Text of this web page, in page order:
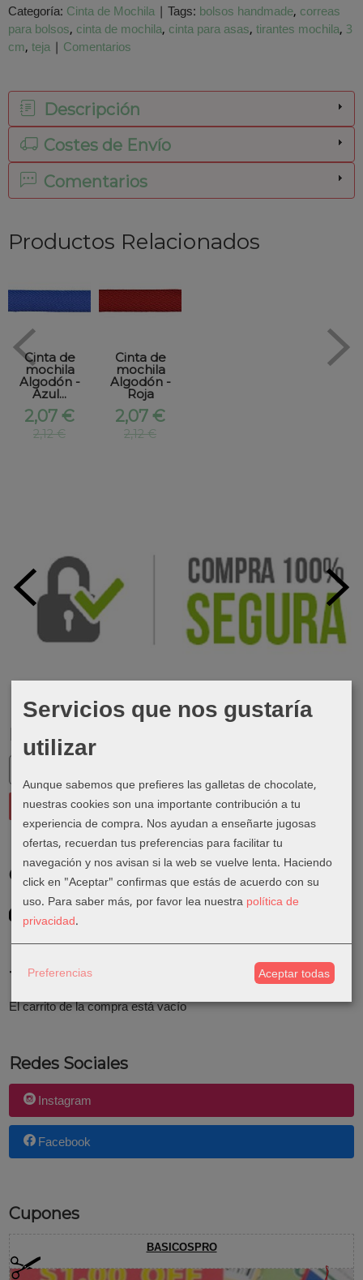
Marcas
Costes de Envío
GRATIS *
Consultar Destinos
Tu Carrito (0)
El carrito de la compra está vacío
Redes Sociales
Instagram
Facebook
Cupones
BASICOSPRO
Categoría: Cinta de Mochila | Tags: bolsos handmade correas
para bolsos cinta de mochila cinta para asas tirantes mochila 3
cm teja | Comentarios
Descripción
Costes de Envío
Comentarios
Productos Relacionados
Cinta de
mochila
Algodón -
Azul...
2,07 €
2,12 €
Cinta de
mochila
Algodón -
Roja
2,07 €
2,12 €
Servicios que nos gustaría
utilizar
Aunque sabemos que prefieres las galletas de chocolate,
nuestras cookies son una importante contribución a tu
experiencia de compra. Nos ayudan a enseñarte jugosas
ofertas, recuerdan tus preferencias para facilitar tu
navegación y nos avisan si la web se vuelve lenta. Haciendo
click en "Aceptar" confirmas que estás de acuerdo con su
uso. Para saber más, por favor lea nuestra política de
privacidad.
Preferencias Aceptar todas